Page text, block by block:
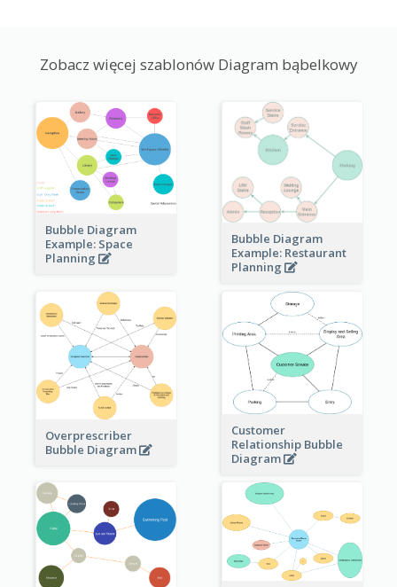
Zobacz więcej szablonów Diagram bąbelkowy
Bubble Diagram
Example: Space
Planning
Bubble Diagram
Example: Restaurant
Planning
Overprescriber
Bubble Diagram
Customer
Relationship Bubble
Diagram